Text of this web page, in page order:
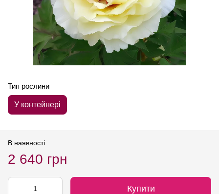
Тип рослини
У контейнері
В наявності
2 640 грн
Купити